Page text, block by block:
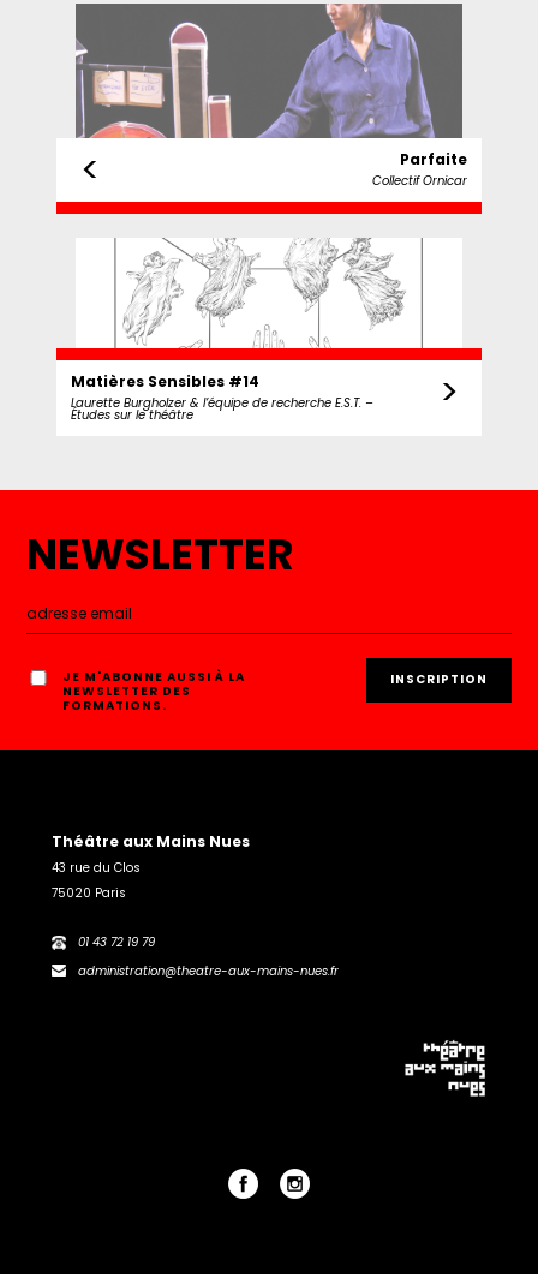
Parfaite
Collectif Ornicar
<
Matières Sensibles #14
Laurette Burgholzer & l’équipe de recherche E.S.T. –
Études sur le théâtre >
NEWSLETTER
JE M'ABONNE AUSSI À LA
NEWSLETTER DES
FORMATIONS.
Théâtre aux Mains Nues
43 rue du Clos
75020 Paris
01 43 72 19 79
administration@theatre-aux-mains-nues.fr